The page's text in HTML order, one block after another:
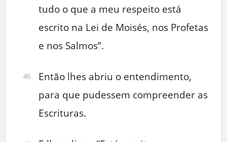
tudo o que a meu respeito está
escrito na Lei de Moisés, nos Profetas
e nos Salmos”.
45
Então lhes abriu o entendimento,
para que pudessem compreender as
Escrituras.